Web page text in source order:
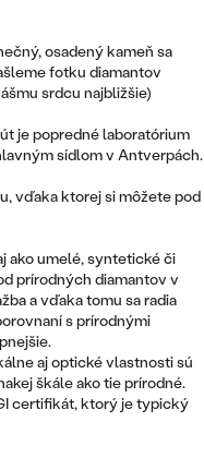
A
osadený kameň sa
fotku diamantov
srdcu najbližšie)
je popredné laboratórium
sídlom v Antverpách.
vďaka ktorej si môžete pod
ako umelé, syntetické či
prírodných diamantov v
a vďaka tomu sa radia
s prírodnými
aj optické vlastnosti sú
škále ako tie prírodné.
certifikát, ktorý je typický